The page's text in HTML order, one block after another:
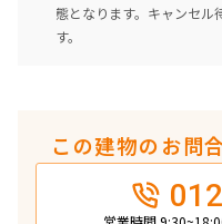
態となります。キャンセル
す。
この建物のお問